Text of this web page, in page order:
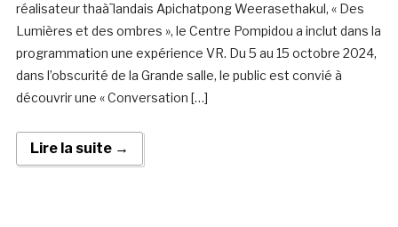
réalisateur thaà¯landais Apichatpong Weerasethakul, « Des
Lumières et des ombres », le Centre Pompidou a inclut dans la
programmation une expérience VR. Du 5 au 15 octobre 2024,
dans l’obscurité de la Grande salle, le public est convié à
découvrir une « Conversation […]
Lire la suite →